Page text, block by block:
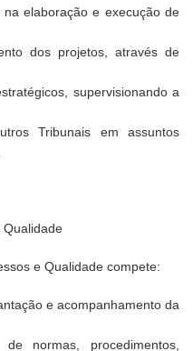
elaboração e execução de
dos projetos, através de
supervisionando a
Tribunais em assuntos
Qualidade
e Qualidade compete:
e acompanhamento da
normas, procedimentos,